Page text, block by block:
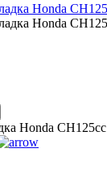
Honda СH125cc